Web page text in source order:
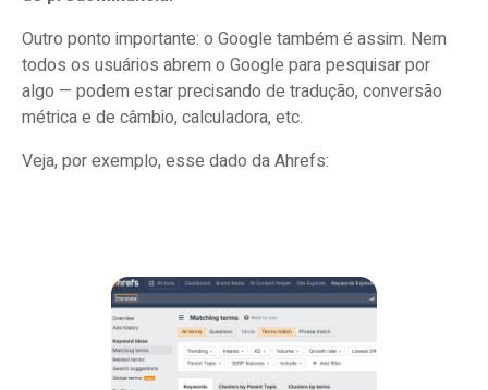
Outro ponto importante: o Google também é assim. Nem
todos os usuários abrem o Google para pesquisar por
algo — podem estar precisando de tradução, conversão
métrica e de câmbio, calculadora, etc.
Veja, por exemplo, esse dado da Ahrefs: